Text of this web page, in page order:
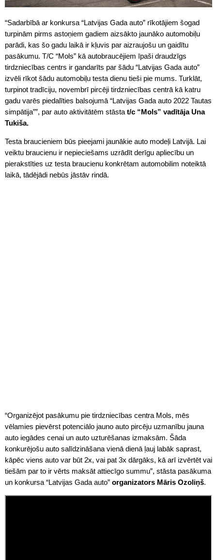
“Sadarbībā ar konkursa “Latvijas Gada auto” rīkotājiem šogad
turpinām pirms astoņiem gadiem aizsākto jaunāko automobiļu
parādi, kas šo gadu laikā ir kļuvis par aizraujošu un gaidītu
pasākumu. T/C “Mols” kā autobraucējiem īpaši draudzīgs
tirdzniecības centrs ir gandarīts par šādu “Latvijas Gada auto”
izvēli rīkot šādu automobiļu testa dienu tieši pie mums. Turklāt,
turpinot tradīciju, novembrī pircēji tirdzniecības centrā kā katru
gadu varēs piedalīties balsojumā “Latvijas Gada auto 2022 Tautas
simpātija””, par auto aktivitātēm stāsta t/c “Mols” vadītāja Una
Tukiša.
Testa braucieniem būs pieejami jaunākie auto modeļi Latvijā. Lai
veiktu braucienu ir nepieciešams uzrādīt derīgu apliecību un
pierakstīties uz testa braucienu konkrētam automobilim noteiktā
laikā, tādējādi nebūs jāstāv rindā.
“Organizējot pasākumu pie tirdzniecības centra Mols, mēs
vēlamies pievērst potenciālo jauno auto pircēju uzmanību jauna
auto iegādes cenai un auto uzturēšanas izmaksām. Šāda
konkurējošu auto salīdzināšana vienā dienā ļauj labāk saprast,
kāpēc viens auto var būt 2x, vai pat 3x dārgāks, kā arī izvērtēt vai
tiešām par to ir vērts maksāt attiecīgo summu”, stāsta pasākuma
un konkursa “Latvijas Gada auto” organizators Māris Ozoliņš.